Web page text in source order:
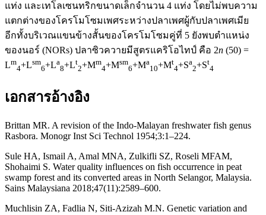
แท่ง และเทโลเซนทริกขนาดเล็กจำนวน 4 แท่ง โดยไม่พบความ
แตกต่างของโครโมโซมเพศระหว่างปลาเพศผู้กับปลาเพศเมีย
อีกทั้งบริเวณแขนข้างสั้นของโครโมโซมคู่ที่ 5 ยังพบตำแหน่ง
ของนอร์ (NORs) ปลาซิวควายมีสูตรแคริโอไทป์ คือ 2n (50) =
Lm
4+Lsm
6+La
8+Lt
2+Mm
4+Msm
6+Ma
10+Mt
4+Sa
2+St
4
เอกสารอ้างอิง
Brittan MR. A revision of the Indo-Malayan freshwater fish genus
Rasbora. Monogr Inst Sci Technol 1954;3:1–224.
Sule HA, Ismail A, Amal MNA, Zulkifli SZ, Roseli MFAM,
Shohaimi S. Water quality influences on fish occurrence in peat
swamp forest and its converted areas in North Selangor, Malaysia.
Sains Malaysiana 2018;47(11):2589–600.
Muchlisin ZA, Fadlia N, Siti-Azizah M.N. Genetic variation and